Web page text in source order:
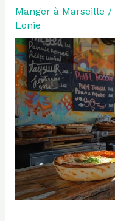
Manger à Marseille /
Lonie